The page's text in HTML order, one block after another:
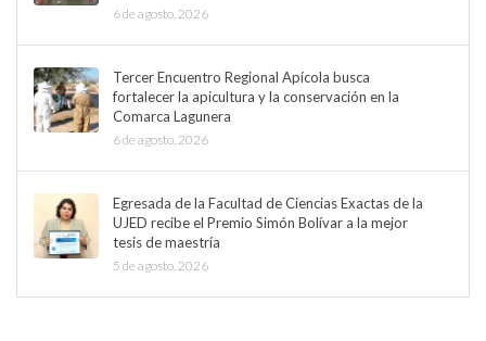
6 de agosto, 2026
Tercer Encuentro Regional Apícola busca
fortalecer la apicultura y la conservación en la
Comarca Lagunera
6 de agosto, 2026
Egresada de la Facultad de Ciencias Exactas de la
UJED recibe el Premio Simón Bolívar a la mejor
tesis de maestría
5 de agosto, 2026